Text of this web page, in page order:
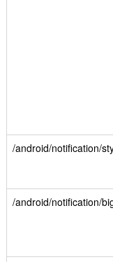
/android/notification/
/android/notification/